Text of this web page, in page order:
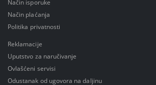
Način isporuke
Način plaćanja
Politika privatnosti
Reklamacije
Uputstvo za naručivanje
Ovlašćeni servisi
Odustanak od ugovora na daljinu